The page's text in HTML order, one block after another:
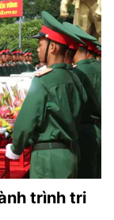
trình tri